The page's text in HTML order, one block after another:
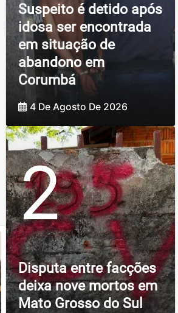
Suspeito é detido após
idosa ser encontrada
em situação de
abandono em
Corumbá
4 De Agosto De 2026
2
Disputa entre facções
deixa nove mortos em
Mato Grosso do Sul